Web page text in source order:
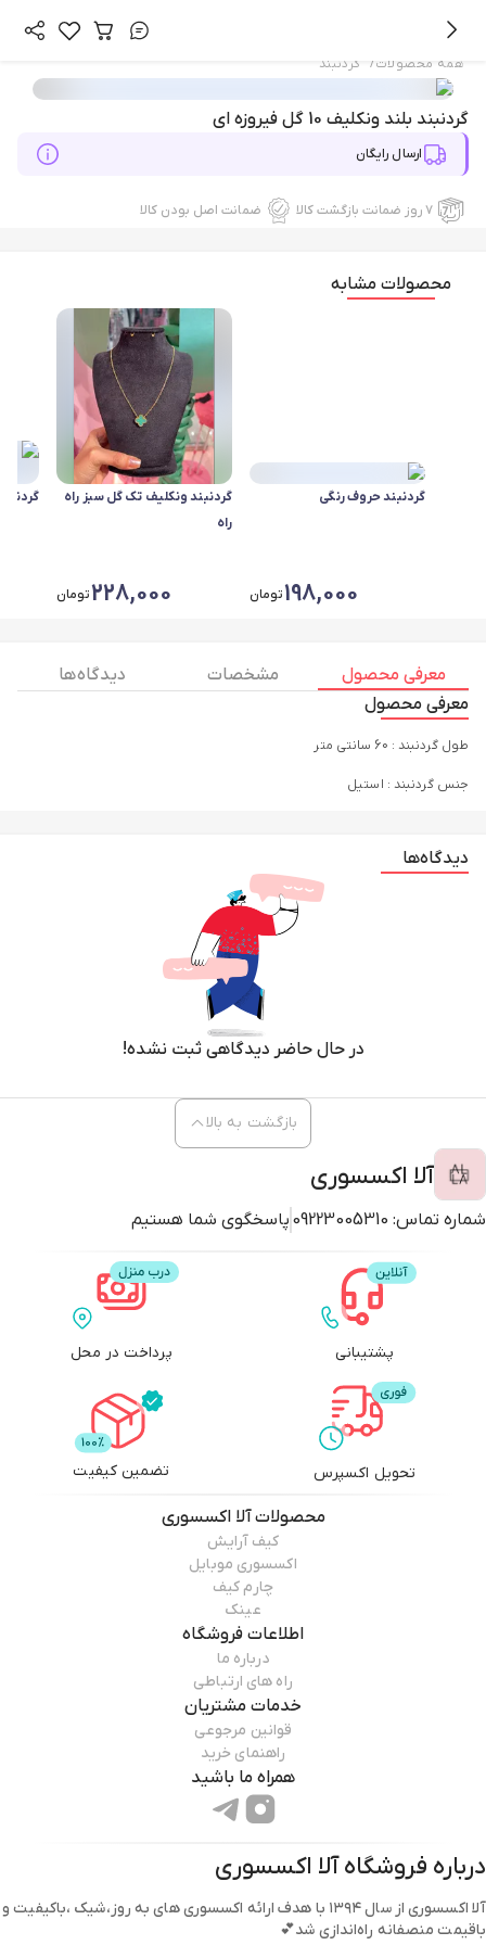
همه محصولات/ گردنبند
گردنبند بلند ونکلیف 10 گل فیروزه ای
ارسال رایگان
۷ روز ضمانت بازگشت کالا ضمانت اصل بودن کالا
محصولات مشابه
گردنبند حروف رنگی
198,000تومان
گردنبند ونکلیف تک گل سبز راه
راه
228,000تومان
معرفی محصول مشخصات
دیدگاه ها
معرفی محصول
طول گردنبند : 60 سانتی متر
جنس گردنبند : استیل
دیدگاه‌ها
در حال حاضر دیدگاهی ثبت نشده!
آلا اکسسوری
شماره تماس: 09223005310 پاسخگوی شما هستیم
بازگشت به بالا
پشتیبانی پرداخت در محل
تحویل اکسپرس تضمین کیفیت
محصولاتآلا اکسسوری
کیف آرایش
اکسسوری موبایل
چارم کیف
عینک
اطلاعات فروشگاه
درباره ما
راه های ارتباطی
خدمات مشتریان
قوانین مرجوعی
راهنمای خرید
همراه ما باشید
درباره فروشگاهآلا اکسسوری
آلا اکسسوری از سال ۱۳۹۴ با هدف ارائه اکسسوری های به روز،شیک ،باکیفیت و
باقیمت منصفانه راه‌اندازی شد💕